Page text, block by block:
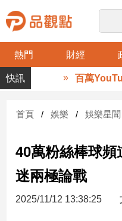
熱門 財經
品
觀
財
台
財
新
百萬
首頁 娛樂 娛樂星聞
40萬粉絲棒球
迷兩極論戰
2025/11/12 13:38:25